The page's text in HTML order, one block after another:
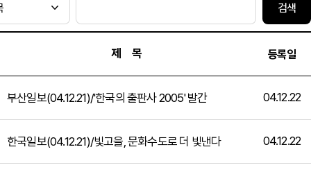
제 목 등록일
부산일보(04.12.21)/'한국의 출판사 2005' 발간 04.12.22
한국일보(04.12.21)/빛고을, 문화수도로 더 빛낸다 04.12.22
검색